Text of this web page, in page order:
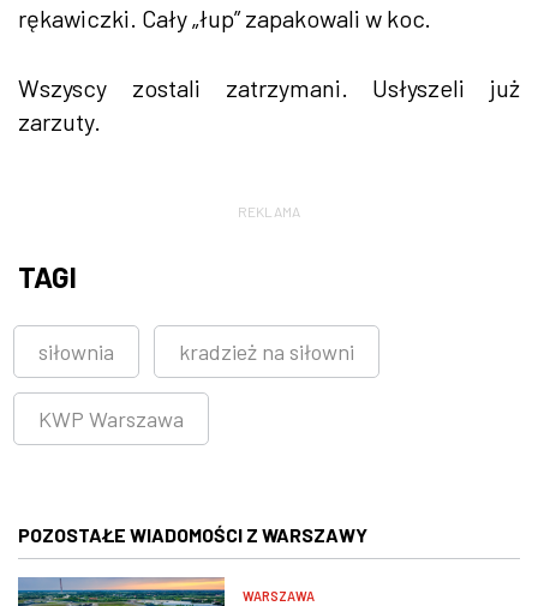
rękawiczki. Cały „łup” zapakowali w koc.
Wszyscy zostali zatrzymani. Usłyszeli już
zarzuty.
REKLAMA
TAGI
siłownia kradzież na siłowni
KWP Warszawa
POZOSTAŁE WIADOMOŚCI Z WARSZAWY
WARSZAWA